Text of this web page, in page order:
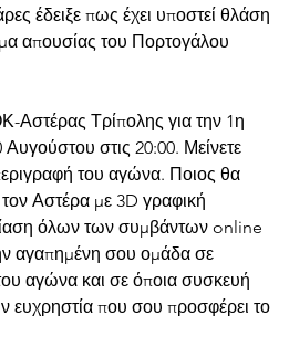
έδειξε πως έχει υποστεί θλάση
απουσίας του Πορτογάλου
Τρίπολης για την 1η
στις 20:00. Μείνετε
του αγώνα. Ποιος θα
Αστέρα με 3D γραφική
όλων των συμβάντων online
αγαπημένη σου ομάδα σε
αγώνα και σε όποια συσκευή
ευχρηστία που σου προσφέρει το